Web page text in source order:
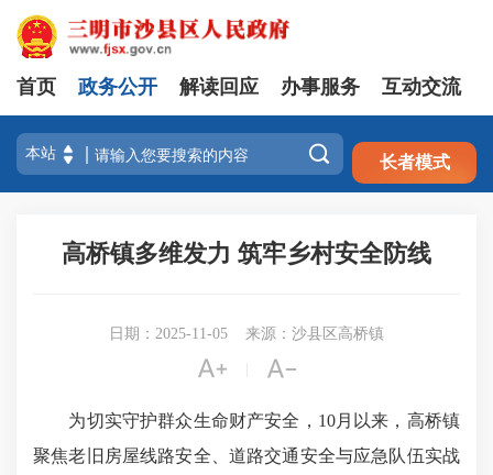
注册 登录
首页 政务公开 解读回应 办事服务 互动交流
 长者模式
高桥镇多维发力 筑牢乡村安全防线
日期：2025-11-05 来源：沙县区高桥镇
 
为切实守护群众生命财产安全，10月以来，高桥镇
聚焦老旧房屋线路安全、道路交通安全与应急队伍实战